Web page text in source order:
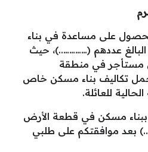
على مساعدة في بناء
عددهم (…………..)، حيث
مستأجر في منطقة
تكاليف بناء مسكن خاص
للعائلة.
ببناء مسكن في قطعة الأرض
بعد موافقتكم على طلبي